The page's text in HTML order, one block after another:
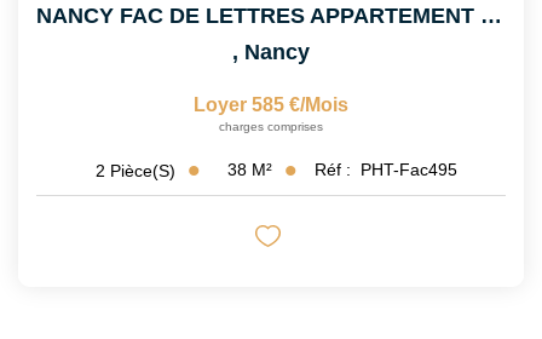
NANCY FAC DE LETTRES APPARTEMENT DUPLEX
, Nancy
Loyer 585 €/mois
charges comprises
2 Pièce(s) 38 M² Réf : PHT-Fac495